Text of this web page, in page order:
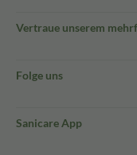
Vertraue unserem
Folge uns
Sanicare App